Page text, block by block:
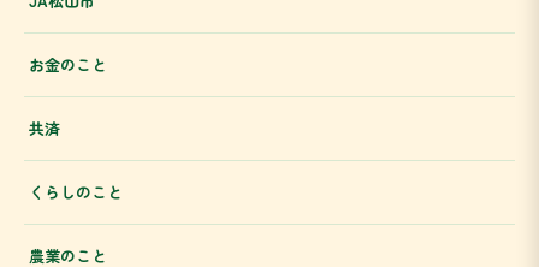
お金のこと
共済
くらしのこと
農業のこと